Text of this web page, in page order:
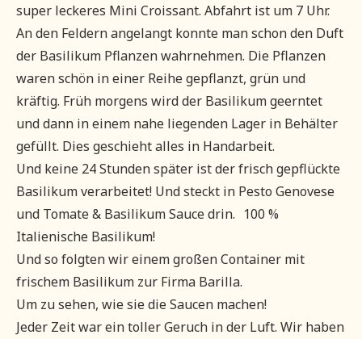
super leckeres Mini Croissant. Abfahrt ist um 7 Uhr.
An den Feldern angelangt konnte man schon den Duft
der Basilikum Pflanzen wahrnehmen. Die Pflanzen
waren schön in einer Reihe gepflanzt, grün und
kräftig. Früh morgens wird der Basilikum geerntet
und dann in einem nahe liegenden Lager in Behälter
gefüllt. Dies geschieht alles in Handarbeit.
Und keine 24 Stunden später ist der frisch gepflückte
Basilikum verarbeitet! Und steckt in Pesto Genovese
und Tomate & Basilikum Sauce drin. 100 %
Italienische Basilikum!
Und so folgten wir einem großen Container mit
frischem Basilikum zur Firma Barilla.
Um zu sehen, wie sie die Saucen machen!
Jeder Zeit war ein toller Geruch in der Luft. Wir haben